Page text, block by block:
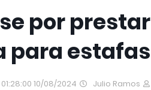
por prestar
para estafas
Julio Ramos 10/08/2024 01:28:00 م